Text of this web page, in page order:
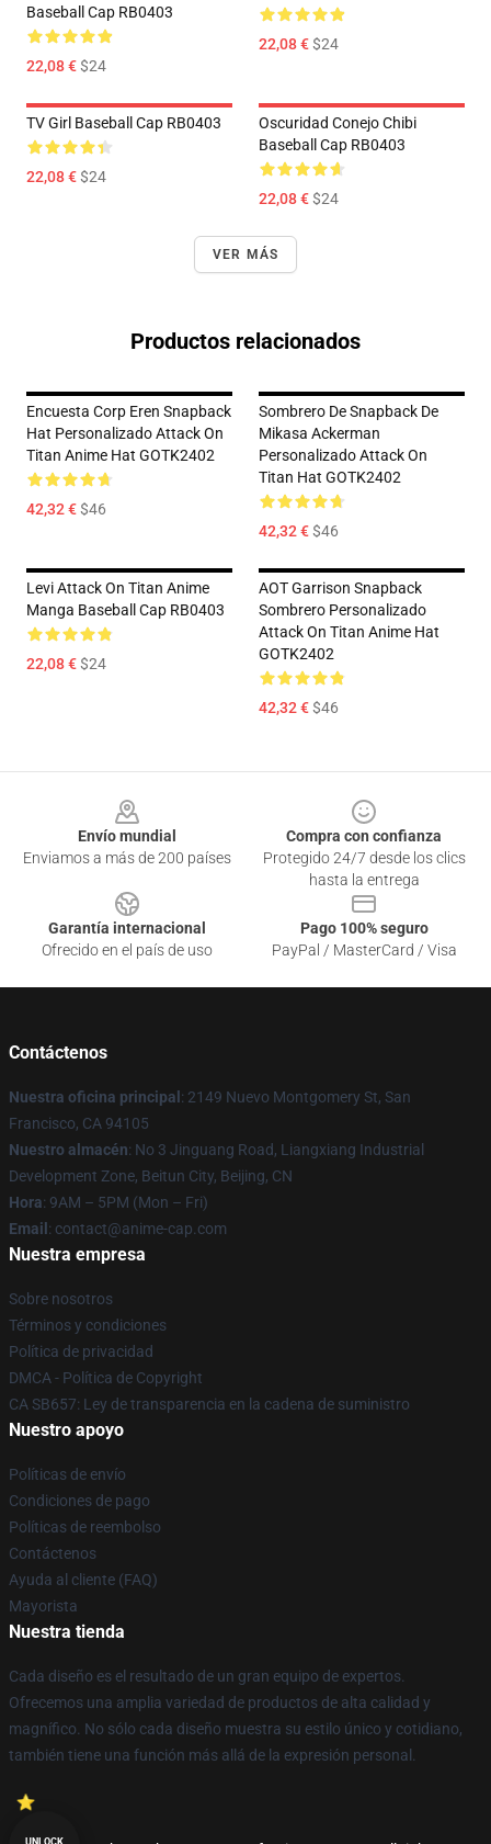
Baseball Cap RB0403
22,08 €$24
22,08 €$24
TV Girl Baseball Cap RB0403
22,08 €$24
Oscuridad Conejo Chibi
Baseball Cap RB0403
22,08 €$24
VER MÁS
Productos relacionados
Encuesta Corp Eren Snapback
Hat Personalizado Attack On
Titan Anime Hat GOTK2402
42,32 €$46
Sombrero De Snapback De
Mikasa Ackerman
Personalizado Attack On
Titan Hat GOTK2402
42,32 €$46
Levi Attack On Titan Anime
Manga Baseball Cap RB0403
22,08 €$24
AOT Garrison Snapback
Sombrero Personalizado
Attack On Titan Anime Hat
GOTK2402
42,32 €$46
Envío mundial
Enviamos a más de 200 países
Compra con confianza
Protegido 24/7 desde los clics
hasta la entrega
Garantía internacional
Ofrecido en el país de uso
Pago 100% seguro
PayPal / MasterCard / Visa
Contáctenos
Nuestra oficina principal : 2149 Nuevo Montgomery St, San
Francisco, CA 94105
Nuestro almacén: No 3 Jinguang Road, Liangxiang Industrial
Development Zone, Beitun City, Beijing, CN
Hora: 9AM – 5PM (Mon – Fri)
Email : contact@anime-cap.com
Nuestra empresa
Sobre nosotros
Términos y condiciones
Política de privacidad
DMCA - Política de Copyright
CA SB657: Ley de transparencia en la cadena de suministro
Nuestro apoyo
Políticas de envío
Condiciones de pago
Políticas de reembolso
Contáctenos
Ayuda al cliente (FAQ)
Mayorista
Nuestra tienda
Cada diseño es el resultado de un gran equipo de expertos.
Ofrecemos una amplia variedad de productos de alta calidad y
magnífico. No sólo cada diseño muestra su estilo único y cotidiano,
también tiene una función más allá de la expresión personal.
UNLOCK